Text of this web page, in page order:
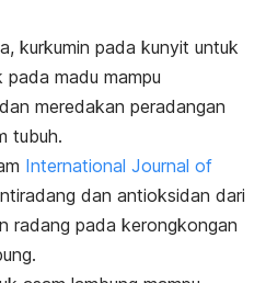
kurkumin pada kunyit untuk
madu mampu
meredakan peradangan
tubuh.
International Journal of
dan antioksidan dari
radang pada kerongkongan